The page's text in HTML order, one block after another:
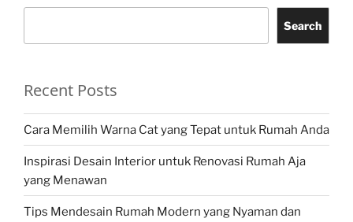
Search
Recent Posts
Cara Memilih Warna Cat yang Tepat untuk Rumah Anda
Inspirasi Desain Interior untuk Renovasi Rumah Aja
yang Menawan
Tips Mendesain Rumah Modern yang Nyaman dan